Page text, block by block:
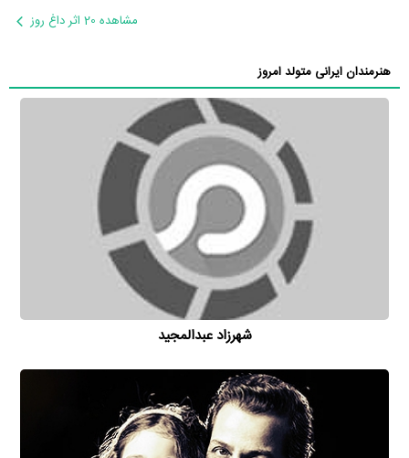
مشاهده 20 اثر داغ روز
هنرمندان ایرانی متولد امروز
شهرزاد عبدالمجید